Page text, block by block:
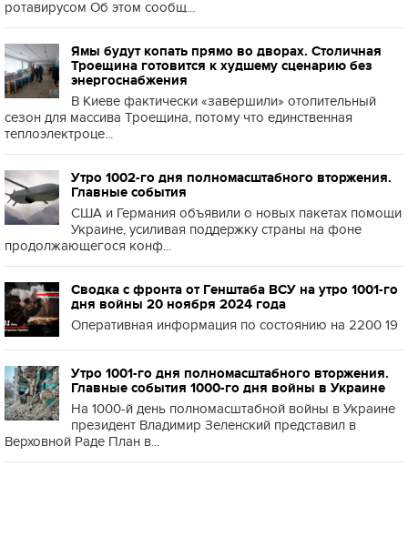
ротавирусом Об этом сообщ...
Ямы будут копать прямо во дворах. Столичная
Троещина готовится к худшему сценарию без
энергоснабжения
В Киеве фактически «завершили» отопительный
сезон для массива Троещина, потому что единственная
теплоэлектроце...
Утро 1002-го дня полномасштабного вторжения.
Главные события
США и Германия объявили о новых пакетах помощи
Украине, усиливая поддержку страны на фоне
продолжающегося конф...
Сводка с фронта от Генштаба ВСУ на утро 1001-го
дня войны 20 ноября 2024 года
Оперативная информация по состоянию на 2200 19
Утро 1001-го дня полномасштабного вторжения.
Главные события 1000-го дня войны в Украине
На 1000-й день полномасштабной войны в Украине
президент Владимир Зеленский представил в
Верховной Раде План в...